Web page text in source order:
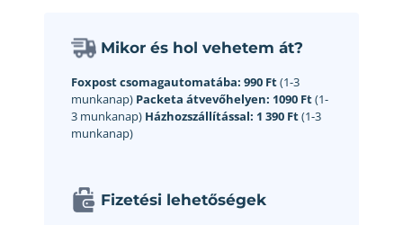
Mikor és hol vehetem át?
Foxpost csomagautomatába: 990 Ft(1-3
munkanap) Packeta átvevőhelyen: 1090 Ft(1-
3 munkanap) Házhozszállítással: 1 390 Ft(1-3
munkanap)
Fizetési lehetőségek